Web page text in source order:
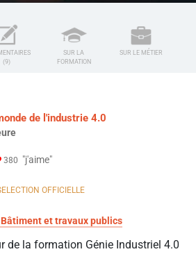
(9)
SUR LA
FORMATION
SUR LE MÉTIER
de l'industrie 4.0
380 "j'aime"
OFFICIELLE
et travaux publics
de la formation Génie Industriel 4.0